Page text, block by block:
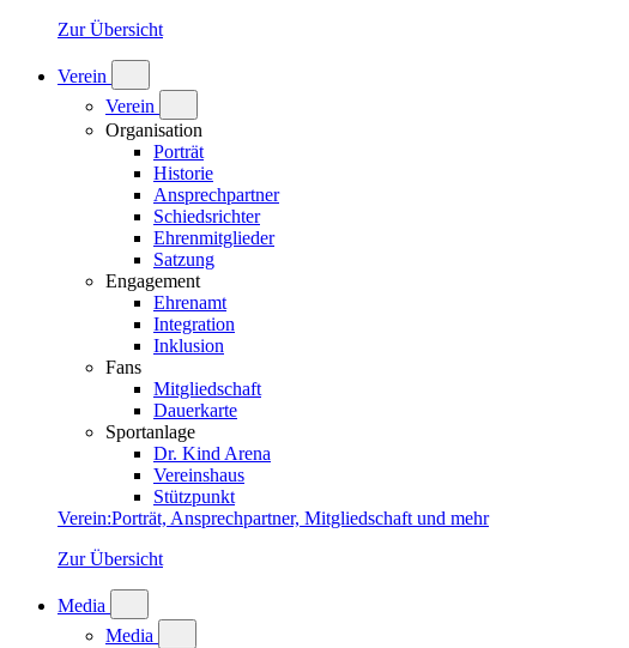
Zur Übersicht
Verein
Verein
Organisation
Porträt
Historie
Ansprechpartner
Schiedsrichter
Ehrenmitglieder
Satzung
Engagement
Ehrenamt
Integration
Inklusion
Fans
Mitgliedschaft
Dauerkarte
Sportanlage
Dr. Kind Arena
Vereinshaus
Stützpunkt
Verein:Porträt, Ansprechpartner, Mitgliedschaft und mehr
Zur Übersicht
Media
Media